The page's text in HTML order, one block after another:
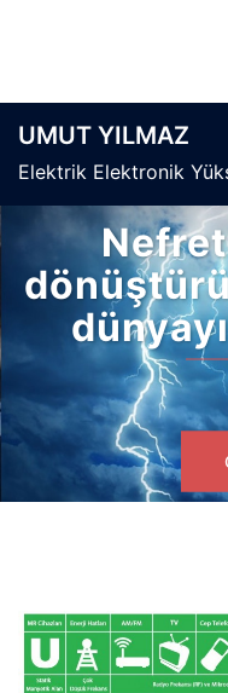
UMUT YILMAZ
Elektrik Elektronik
dünyayı